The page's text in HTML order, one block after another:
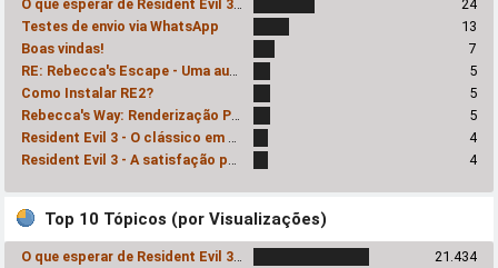
O que esperar de Resident Evil 3 Remake?
24
Testes de envio via WhatsApp
13
Boas vindas!
7
RE: Rebecca's Escape - Uma audácia inexplicavelmente prazerosa
5
Como Instalar RE2?
5
Rebecca's Way: Renderização Progressiva
5
Resident Evil 3 - O clássico em HD!
4
Resident Evil 3 - A satisfação pessoal do Romhacker
4
Top 10 Tópicos (por Visualizações)
21.434